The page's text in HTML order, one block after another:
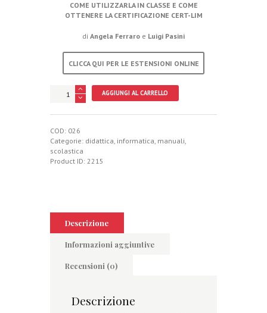
COME UTILIZZARLA IN CLASSE E COME
OTTENERE LA CERTIFICAZIONE CERT-LIM
di Angela Ferraro e Luigi Pasini
CLICCA QUI PER LE ESTENSIONI ONLINE
quantità
AGGIUNGI AL CARRELLO
COD: 026
Categorie: didattica informatica manuali
scolastica
Product ID: 2215
Descrizione
Informazioni aggiuntive
Recensioni (0)
Descrizione